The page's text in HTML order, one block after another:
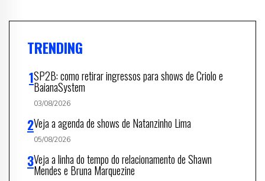
TRENDING
SP2B: como retirar ingressos para shows de Criolo e
BaianaSystem
03/08/2026
Veja a agenda de shows de Natanzinho Lima
05/08/2026
Veja a linha do tempo do relacionamento de Shawn
Mendes e Bruna Marquezine